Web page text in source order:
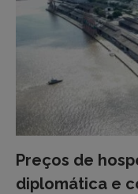
Preços de
diplomática e